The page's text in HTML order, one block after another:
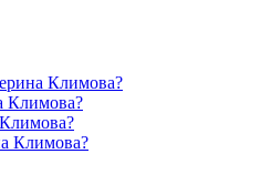
Климова?
Климова?
Климова?